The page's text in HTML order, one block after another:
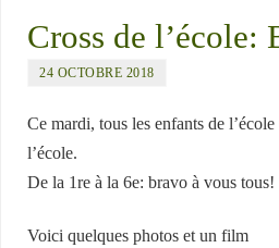
Cross de l’école:
24 OCTOBRE 2018
Ce mardi, tous les enfants de
l’école.
De la 1re à la 6e: bravo à vous tous!
Voici quelques photos et un film